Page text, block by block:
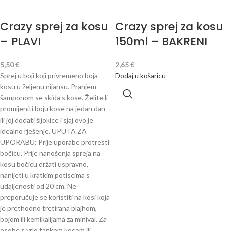
Crazy sprej za kosu
– PLAVI
5,50€
Sprej u boji koji privremeno boja
kosu u željenu nijansu. Pranjem
šamponom se skida s kose. Želite li
promijeniti boju kose na jedan dan
ili joj dodati šljokice i sjaj ovo je
idealno rješenje. UPUTA ZA
UPORABU: Prije uporabe protresti
bočicu. Prije nanošenja spreja na
kosu bočicu držati uspravno,
nanijeti u kratkim potiscima s
udaljenosti od 20 cm. Ne
preporučuje se koristiti na kosi koja
je prethodno tretirana blajhom,
bojom ili kemikalijama za minival. Za
Crazy sprej za kosu
150ml – BAKRENI
2,65€
Dodaj u košaricu